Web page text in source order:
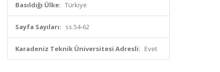
Basıldığı Ülke: Türkiye
Sayfa Sayıları: ss.54-62
Karadeniz Teknik Üniversitesi Adresli: Evet